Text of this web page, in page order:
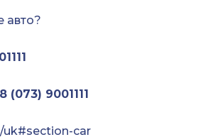
авто?
(073) 9001111
uk#section-car